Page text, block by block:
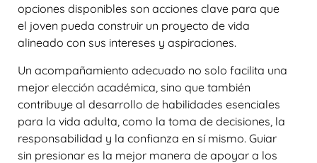
opciones disponibles son acciones clave para que
el joven pueda construir un proyecto de vida
alineado con sus intereses y aspiraciones.
Un acompañamiento adecuado no solo facilita una
mejor elección académica, sino que también
contribuye al desarrollo de habilidades esenciales
para la vida adulta, como la toma de decisiones, la
responsabilidad y la confianza en sí mismo. Guiar
sin presionar es la mejor manera de apoyar a los